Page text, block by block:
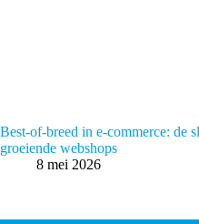
Best-of-breed in e-commerce: de
groeiende webshops
8 mei 2026